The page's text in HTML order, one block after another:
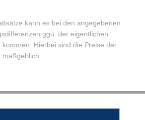
kann es bei den angegebenen
ggü. der eigentlichen
Hierbei sind die Preise der
maßgeblich.